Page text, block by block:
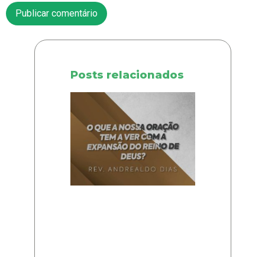
Posts relacionados